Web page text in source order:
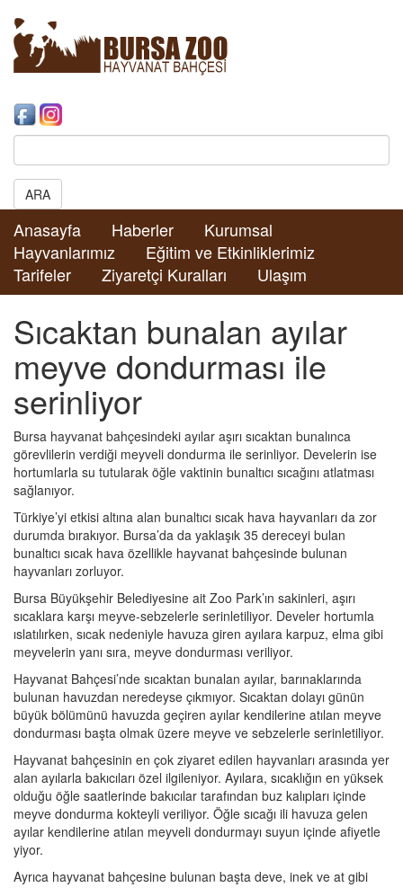
Search:
ARA
Anasayfa Haberler
Kurumsal
Hayvanlarımız
Eğitim ve Etkinliklerimiz
Tarifeler
Ziyaretçi Kuralları Ulaşım
Sıcaktan bunalan ayılar
meyve dondurması ile
serinliyor
Bursa hayvanat bahçesindeki ayılar aşırı sıcaktan bunalınca
görevlilerin verdiği meyveli dondurma ile serinliyor. Develerin ise
hortumlarla su tutularak öğle vaktinin bunaltıcı sıcağını atlatması
sağlanıyor.
Türkiye’yi etkisi altına alan bunaltıcı sıcak hava hayvanları da zor
durumda bırakıyor. Bursa’da da yaklaşık 35 dereceyi bulan
bunaltıcı sıcak hava özellikle hayvanat bahçesinde bulunan
hayvanları zorluyor.
Bursa Büyükşehir Belediyesine ait Zoo Park’ın sakinleri, aşırı
sıcaklara karşı meyve-sebzelerle serinletiliyor. Develer hortumla
ıslatılırken, sıcak nedeniyle havuza giren ayılara karpuz, elma gibi
meyvelerin yanı sıra, meyve dondurması veriliyor.
Hayvanat Bahçesi’nde sıcaktan bunalan ayılar, barınaklarında
bulunan havuzdan neredeyse çıkmıyor. Sıcaktan dolayı günün
büyük bölümünü havuzda geçiren ayılar kendilerine atılan meyve
dondurması başta olmak üzere meyve ve sebzelerle serinletiliyor.
Hayvanat bahçesinin en çok ziyaret edilen hayvanları arasında yer
alan ayılarla bakıcıları özel ilgileniyor. Ayılara, sıcaklığın en yüksek
olduğu öğle saatlerinde bakıcılar tarafından buz kalıpları içinde
meyve dondurma kokteyli veriliyor. Öğle sıcağı ili havuza gelen
ayılar kendilerine atılan meyveli dondurmayı suyun içinde afiyetle
yiyor.
Ayrıca hayvanat bahçesine bulunan başta deve, inek ve at gibi